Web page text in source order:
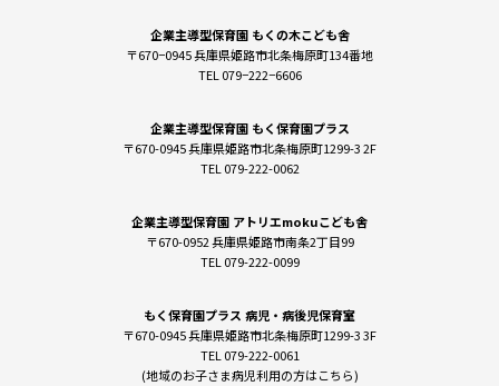
企業主導型保育園 もくの木こども舎
〒670−0945 兵庫県姫路市北条梅原町134番地
TEL 079−222−6606
企業主導型保育園 もく保育園プラス
〒670-0945 兵庫県姫路市北条梅原町1299-3 2F
TEL 079-222-0062
企業主導型保育園 アトリエmokuこども舎
〒670-0952 兵庫県姫路市南条2丁目99
TEL 079-222-0099
もく保育園プラス 病児・病後児保育室
〒670-0945 兵庫県姫路市北条梅原町1299-3 3F
TEL 079-222-0061
(地域のお子さま病児利用の方はこちら)